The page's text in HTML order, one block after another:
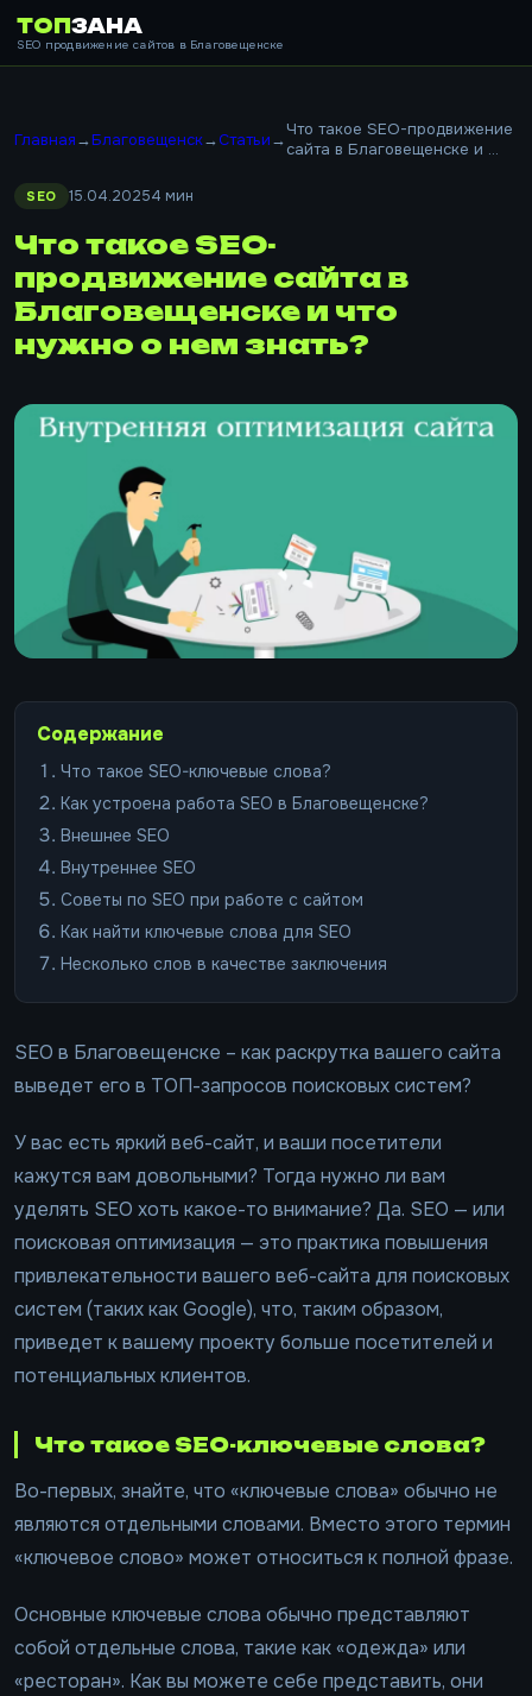
ТОП ЗАНА
SEO продвижение сайтов в Благовещенске
Главная→Благовещенск→Статьи→Что такое SEO-продвижение
сайта в Благовещенске и ...
SEO 15.04.20254 мин
Что такое SEO-
продвижение сайта в
Благовещенске и что
нужно о нем знать?
Содержание
Что такое SEO-ключевые слова?
Как устроена работа SEO в Благовещенске?
Внешнее SEO
Внутреннее SEO
Советы по SEO при работе с сайтом
Как найти ключевые слова для SEO
Несколько слов в качестве заключения
SEO в Благовещенске – как раскрутка вашего сайта
выведет его в ТОП-запросов поисковых систем?
У вас есть яркий веб-сайт, и ваши посетители
кажутся вам довольными? Тогда нужно ли вам
уделять SEO хоть какое-то внимание? Да. SEO — или
поисковая оптимизация — это практика повышения
привлекательности вашего веб-сайта для поисковых
систем (таких как Google), что, таким образом,
приведет к вашему проекту больше посетителей и
потенциальных клиентов.
Что такое SEO-ключевые слова?
Во-первых, знайте, что «ключевые слова» обычно не
являются отдельными словами. Вместо этого термин
«ключевое слово» может относиться к полной фразе.
Основные ключевые слова обычно представляют
собой отдельные слова, такие как «одежда» или
«ресторан». Как вы можете себе представить, они